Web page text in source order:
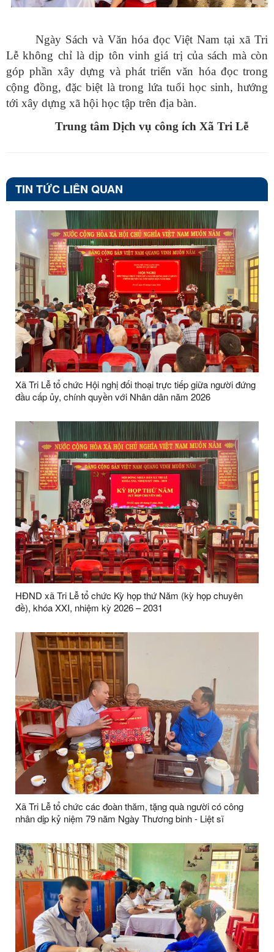
Ngày Sách và Văn hóa đọc Việt Nam tại xã Tri
Lễ không chỉ là dịp tôn vinh giá trị của sách mà còn
góp phần xây dựng và phát triển văn hóa đọc trong
cộng đồng, đặc biệt là trong lứa tuổi học sinh, hướng
tới xây dựng xã hội học tập trên địa bàn.
Trung tâm Dịch vụ công ích Xã Tri Lễ
TIN TỨC LIÊN QUAN
Xã Tri Lễ tổ chức Hội nghị đối thoại trực tiếp giữa người đứng
đầu cấp ủy, chính quyền với Nhân dân năm 2026
HĐND xã Tri Lễ tổ chức Kỳ họp thứ Năm (kỳ họp chuyên
đề), khóa XXI, nhiệm kỳ 2026 – 2031
Xã Tri Lễ tổ chức các đoàn thăm, tặng quà người có công
nhân dịp kỷ niệm 79 năm Ngày Thương binh - Liệt sĩ